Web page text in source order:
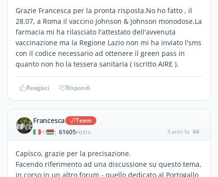
Grazie Francesca per la pronta risposta.No ho fatto , il
28.07, a Roma il vaccino Johnson & Johnson monodose.La
farmacia mi ha rilasciato l'attestato dell'avvenuta
vaccinazione ma la Regione Lazio non mi ha inviato l'sms
con il codice necessario ad ottenere il green pass in
quanto non ho la tessera sanitaria ( iscritto AIRE ).
Reagisci Rispondi
Francesca Team
| 61605POSTS 5 anni fa #4
Capisco, grazie per la precisazione.
Facendo riferimento ad una discussione su questo tema,
in corso in un altro forum - quello dedicato al Portogallo